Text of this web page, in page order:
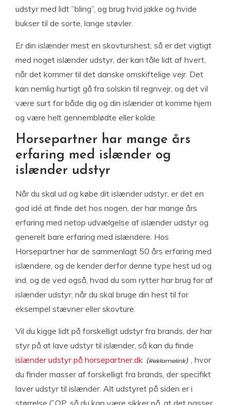
udstyr med lidt ”bling”, og brug hvid jakke og hvide
bukser til de sorte, lange støvler.
Er din islænder mest en skovturshest, så er det vigtigt
med noget islænder udstyr, der kan tåle lidt af hvert,
når det kommer til det danske omskiftelige vejr. Det
kan nemlig hurtigt gå fra solskin til regnvejr, og det vil
være surt for både dig og din islænder at komme hjem
og være helt gennemblødte eller kolde.
Horsepartner har mange års
erfaring med islænder og
islænder udstyr
Når du skal ud og købe dit islænder udstyr, er det en
god idé at finde det hos nogen, der har mange års
erfaring med netop udvælgelse af islænder udstyr og
generelt bare erfaring med islændere. Hos
Horsepartner har de sammenlagt 50 års erfaring med
islændere, og de kender derfor denne type hest ud og
ind, og de ved også, hvad du som rytter har brug for af
islænder udstyr, når du skal bruge din hest til for
eksempel stævner eller skovture.
Vil du kigge lidt på forskelligt udstyr fra brands, der har
styr på at lave udstyr til islænder, så kan du finde
islænder udstyr på horsepartner.dk
, hvor
du finder masser af forskelligt fra brands, der specifikt
laver udstyr til islænder. Alt udstyret på siden er i
størrelse COP, så du kan være sikker på, at det passer